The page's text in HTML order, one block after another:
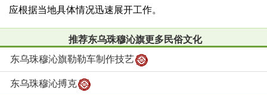
应根据当地具体情况迅速展开工作。
推荐东乌珠穆沁旗更多民俗文化
东乌珠穆沁旗勒勒车制作技艺
东乌珠穆沁搏克